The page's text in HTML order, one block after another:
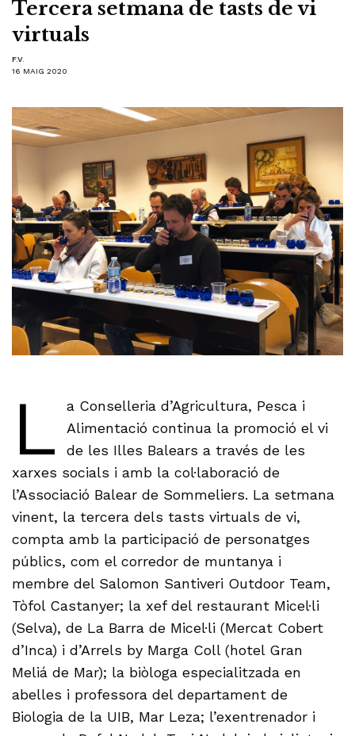
Tercera setmana de tasts de vi
virtuals
F.V.
16 MAIG 2020
L
a Conselleria d’Agricultura, Pesca i
Alimentació continua la promoció el vi
de les Illes Balears a través de les
xarxes socials i amb la col·laboració de
l’Associació Balear de Sommeliers. La setmana
vinent, la tercera dels tasts virtuals de vi,
compta amb la participació de personatges
públics, com el corredor de muntanya i
membre del Salomon Santiveri Outdoor Team,
Tòfol Castanyer; la xef del restaurant Micel·li
(Selva), de La Barra de Micel·li (Mercat Cobert
d’Inca) i d’Arrels by Marga Coll (hotel Gran
Meliá de Mar); la biòloga especialitzada en
abelles i professora del departament de
Biologia de la UIB, Mar Leza; l’exentrenador i